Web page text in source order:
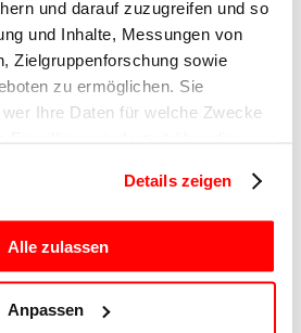
und darauf zuzugreifen und so
und Inhalte, Messungen von
Zielgruppenforschung sowie
zu ermöglichen. Sie
Ihre Daten für welche Zwecke
oder widerrufen
würden wir auch gerne:
Ihre geografische Lage
Details zeigen
Alle zulassen
Anpassen